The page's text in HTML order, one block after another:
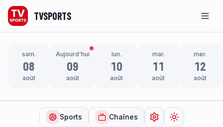
TVSPORTS
sam.
08
août
Aujourd'hui
09
août
lun.
10
août
mar.
11
août
mer.
12
août
Sports Chaînes Ouvrir lesChanger de